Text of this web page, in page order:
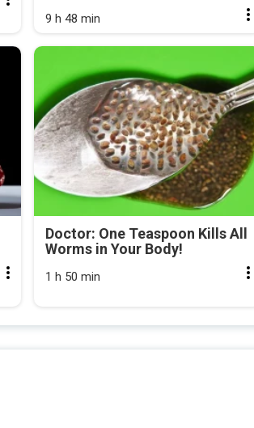
9 h 48 min
Doctor: One Teaspoon Kills All
Worms in Your Body!
1 h 50 min